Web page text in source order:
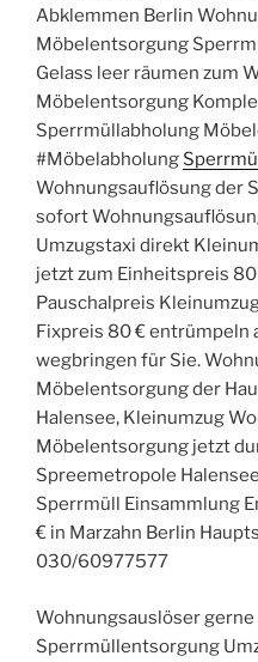
Abklemmen Berlin
Möbelentsorgung
Gelass leer räumen zum
Möbelentsorgung
Sperrmüllabholung
#Möbelabholung
Wohnungsauflösung der
sofort
Umzugstaxi direkt
jetzt zum Einheitspreis
Pauschalpreis
Fixpreis 80 € entrümpeln
wegbringen für Sie.
Möbelentsorgung der
Halensee, Kleinumzug
Möbelentsorgung jetzt
Spreemetropole
Sperrmüll Einsammlung
€ in Marzahn Berlin
030/60977577
Wohnungsauslöser
Sperrmüllentsorgung